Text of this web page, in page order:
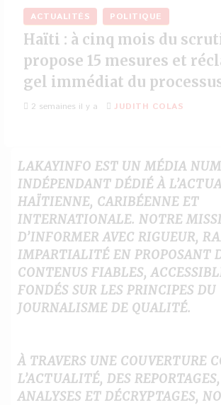
ACTUALITÉS POLITIQUE
Haïti : à cinq mois du
propose 15 mesures et
gel immédiat du
2 semaines il y a JUDITH COLAS
LAKAYINFO EST UN MÉDIA
INDÉPENDANT DÉDIÉ À
HAÏTIENNE, CARIBÉENNE ET
INTERNATIONALE. NOTRE
D’INFORMER AVEC RIGUEUR,
IMPARTIALITÉ EN PROPOSANT
CONTENUS FIABLES,
FONDÉS SUR LES PRINCIPES DU
JOURNALISME DE QUALITÉ.
À TRAVERS UNE COUVERTURE
L’ACTUALITÉ, DES
ANALYSES ET DÉCRYPTAGES,